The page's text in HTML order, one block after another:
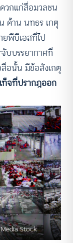
วกแก่สื่อมวลชน
ด้าน นทธร เกตุ
พีบีเอสที่ไป
บบรรยากาศที่
อนั้น มีข้อสังเกตุ
ท็จที่ปรากฎออก
Stock